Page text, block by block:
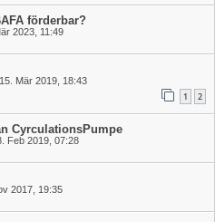
förderbar?
2023, 11:49
15. Mär 2019, 18:43
1 2
CyrculationsPumpe
Feb 2019, 07:28
2017, 19:35